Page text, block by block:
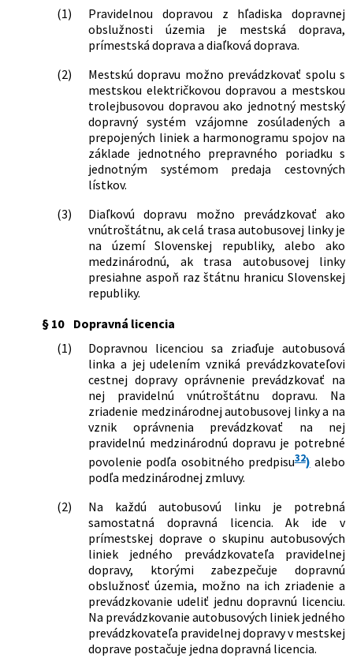
(1)
Pravidelnou dopravou z hľadiska dopravnej
obslužnosti územia je mestská doprava,
prímestská doprava a diaľková doprava.
(2)
Mestskú dopravu možno prevádzkovať spolu s
mestskou električkovou dopravou a mestskou
trolejbusovou dopravou ako jednotný mestský
dopravný systém vzájomne zosúladených a
prepojených liniek a harmonogramu spojov na
základe jednotného prepravného poriadku s
jednotným systémom predaja cestovných
lístkov.
(3)
Diaľkovú dopravu možno prevádzkovať ako
vnútroštátnu, ak celá trasa autobusovej linky je
na území Slovenskej republiky, alebo ako
medzinárodnú, ak trasa autobusovej linky
presiahne aspoň raz štátnu hranicu Slovenskej
republiky.
§ 10
Dopravná licencia
(1)
Dopravnou licenciou sa zriaďuje autobusová
linka a jej udelením vzniká prevádzkovateľovi
cestnej dopravy oprávnenie prevádzkovať na
nej pravidelnú vnútroštátnu dopravu. Na
zriadenie medzinárodnej autobusovej linky a na
vznik oprávnenia prevádzkovať na nej
pravidelnú medzinárodnú dopravu je potrebné
povolenie podľa osobitného predpisu32) alebo
podľa medzinárodnej zmluvy.
(2)
Na každú autobusovú linku je potrebná
samostatná dopravná licencia. Ak ide v
prímestskej doprave o skupinu autobusových
liniek jedného prevádzkovateľa pravidelnej
dopravy, ktorými zabezpečuje dopravnú
obslužnosť územia, možno na ich zriadenie a
prevádzkovanie udeliť jednu dopravnú licenciu.
Na prevádzkovanie autobusových liniek jedného
prevádzkovateľa pravidelnej dopravy v mestskej
doprave postačuje jedna dopravná licencia.